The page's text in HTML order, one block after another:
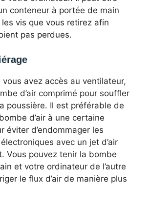
conteneur à portée de main
vis que vous retirez afin
pas perdues.
vous avez accès au ventilateur,
d’air comprimé pour souffler
poussière. Il est préférable de
d’air à une certaine
éviter d’endommager les
avec un jet d’air
Vous pouvez tenir la bombe
et votre ordinateur de l’autre
le flux d’air de manière plus